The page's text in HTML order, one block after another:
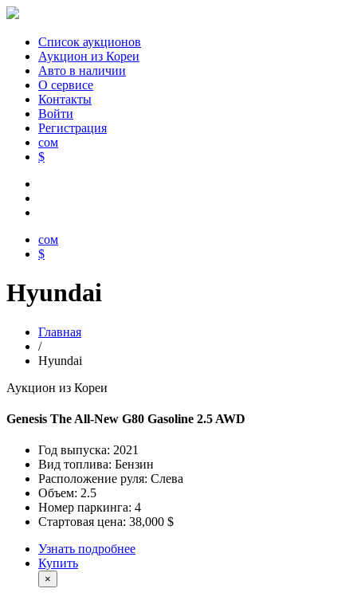
Список аукционов
Аукцион из Кореи
Авто в наличии
О сервисе
Контакты
Войти
Регистрация
сом
$
сом
$
Hyundai
Главная
/
Hyundai
Аукцион из Кореи
Genesis The All-New G80 Gasoline 2.5 AWD
Год выпуска: 2021
Вид топлива: Бензин
Расположение руля: Слева
Объем: 2.5
Номер паркинга: 4
Стартовая цена: 38,000 $
Узнать подробнее
Купить
×